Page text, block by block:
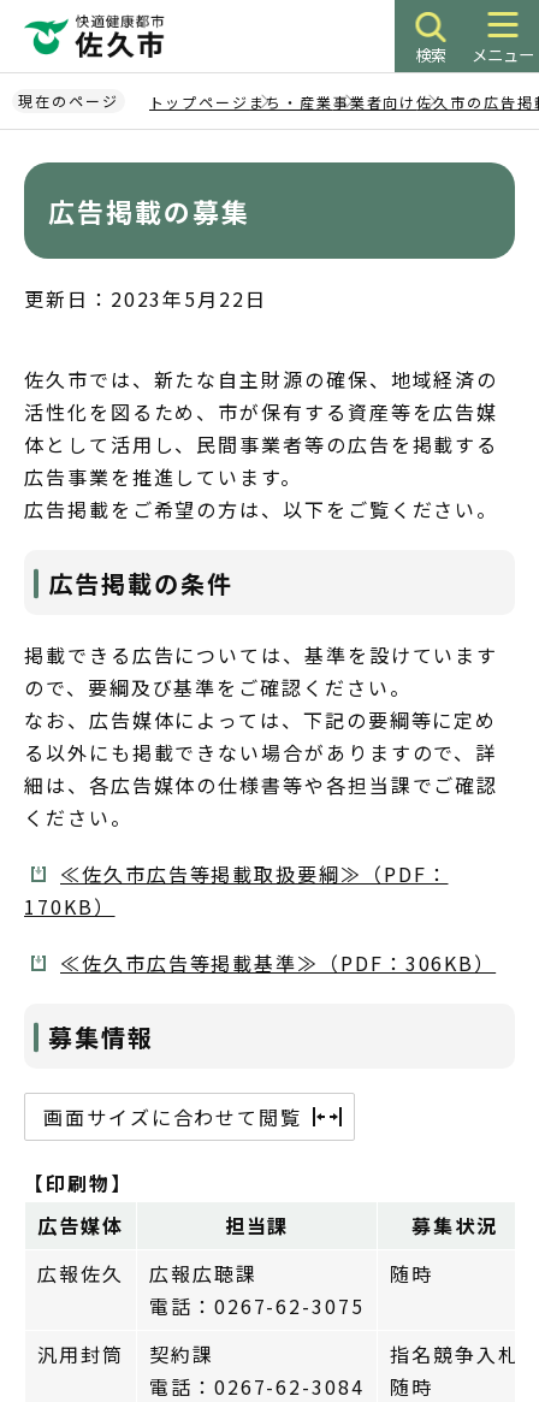
ペ
ー
ジ
検索 メニュー
現在のページ トップページ まち・産業事業者向け佐久市の広告掲
広告掲載の募集
更新日：2023年5月22日
佐久市では、新たな自主財源の確保、地域経済の
活性化を図るため、市が保有する資産等を広告媒
体として活用し、民間事業者等の広告を掲載する
広告事業を推進しています。
広告掲載をご希望の方は、以下をご覧ください。
広告掲載の条件
掲載できる広告については、基準を設けています
ので、要綱及び基準をご確認ください。
なお、広告媒体によっては、下記の要綱等に定め
る以外にも掲載できない場合がありますので、詳
細は、各広告媒体の仕様書等や各担当課でご確認
ください。
≪佐久市広告等掲載取扱要綱≫（PDF：
170KB）
≪佐久市広告等掲載基準≫（PDF：306KB）
募集情報
画面サイズに合わせて閲覧
【印刷物】
広告媒体
担当課
募集状況
広報佐久
広報広聴課
電話：0267-62-3075
随時
汎用封筒
契約課
電話：0267-62-3084
指名競争入札
随時